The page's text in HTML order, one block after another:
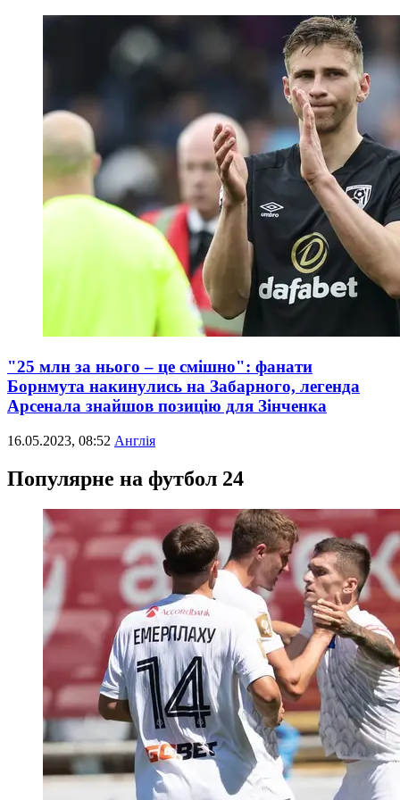
"25 млн за нього – це смішно": фанати
Борнмута накинулись на Забарного, легенда
Арсенала знайшов позицію для Зінченка
16.05.2023, 08:52 Англія
Популярне на футбол 24